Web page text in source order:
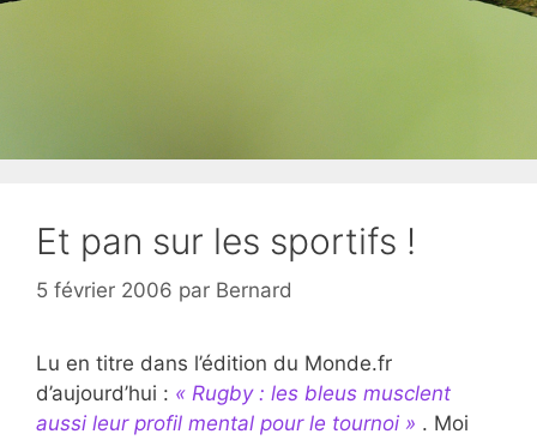
Et pan sur les sportifs !
5 février 2006 par Bernard
Lu en titre dans l’édition du Monde.fr
d’aujourd’hui : « Rugby : les bleus musclent
aussi leur profil mental pour le tournoi » . Moi